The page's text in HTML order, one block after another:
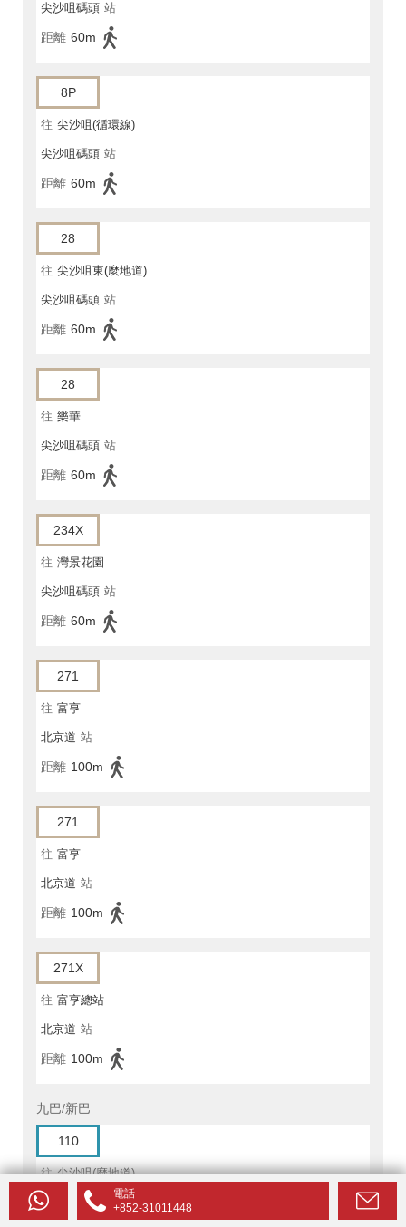
尖沙咀碼頭 站
距離 60m
8P
往 尖沙咀(循環線)
尖沙咀碼頭 站
距離 60m
28
往 尖沙咀東(麼地道)
尖沙咀碼頭 站
距離 60m
28
往 樂華
尖沙咀碼頭 站
距離 60m
234X
往 灣景花園
尖沙咀碼頭 站
距離 60m
271
往 富亨
北京道 站
距離 100m
271
往 富亨
北京道 站
距離 100m
271X
往 富亨總站
北京道 站
距離 100m
九巴/新巴
110
往 尖沙咀(麼地道)
北京道 站
電話
+852-31011448